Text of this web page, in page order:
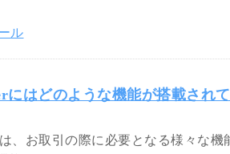
ル
はどのような機能が搭載され
、お取引の際に必要となる様々な